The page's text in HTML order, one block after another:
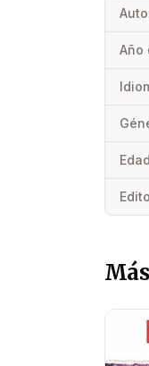
Año